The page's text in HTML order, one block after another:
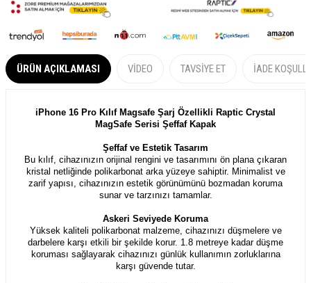
ÜRÜN AÇIKLAMASI VIDEO TAVSIYE ET İADE
iPhone 16 Pro Kılıf Magsafe Şarj Özellikli Raptic Crystal
MagSafe Serisi Şeffaf Kapak
Şeffaf ve Estetik Tasarım
Bu kılıf, cihazınızın orijinal rengini ve tasarımını ön plana çıkaran
kristal netliğinde polikarbonat arka yüzeye sahiptir. Minimalist ve
zarif yapısı, cihazınızın estetik görünümünü bozmadan koruma
sunar ve tarzınızı tamamlar.
Askeri Seviyede Koruma
Yüksek kaliteli polikarbonat malzeme, cihazınızı düşmelere ve
darbelere karşı etkili bir şekilde korur. 1.8 metreye kadar düşme
koruması sağlayarak cihazınızı günlük kullanımın zorluklarına
karşı güvende tutar.